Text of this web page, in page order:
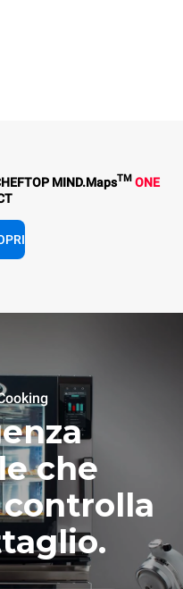
MIND.MapsTM ONE
che